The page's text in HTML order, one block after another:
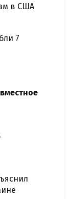
в США
7